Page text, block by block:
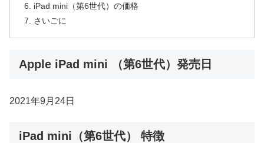
iPad mini（第6世代）の価格
さいごに
Apple iPad mini （第6世代）発売日
2021年9月24日
iPad mini（第6世代） 特徴